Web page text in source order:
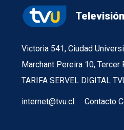
Victoria 541, Ciudad
Marchant Pereira 10,
TARIFA SERVEL DIGITAL
internet@tvu.cl Contacto